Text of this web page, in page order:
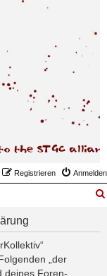
Anmelden
Registrieren
„der
deines Foren-